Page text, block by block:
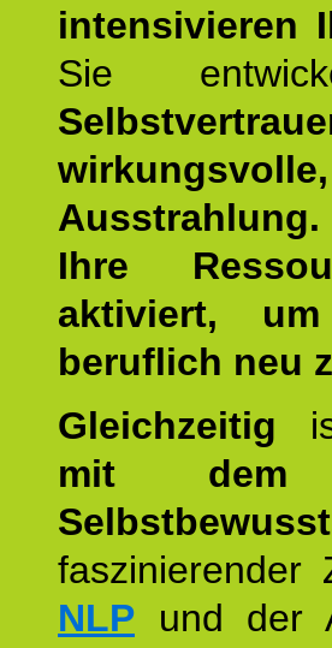
intensivieren
Sie
Ausstrahlung.
Ihre
aktiviert,
beruflich neu
Gleichzeitig
mit dem
faszinierender
NLP und der